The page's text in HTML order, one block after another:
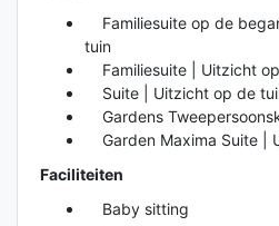
Familiesuite op de
tuin
Familiesuite | Uitzicht
Suite | Uitzicht op de
Gardens
Garden Maxima Suite |
Faciliteiten
Baby sitting